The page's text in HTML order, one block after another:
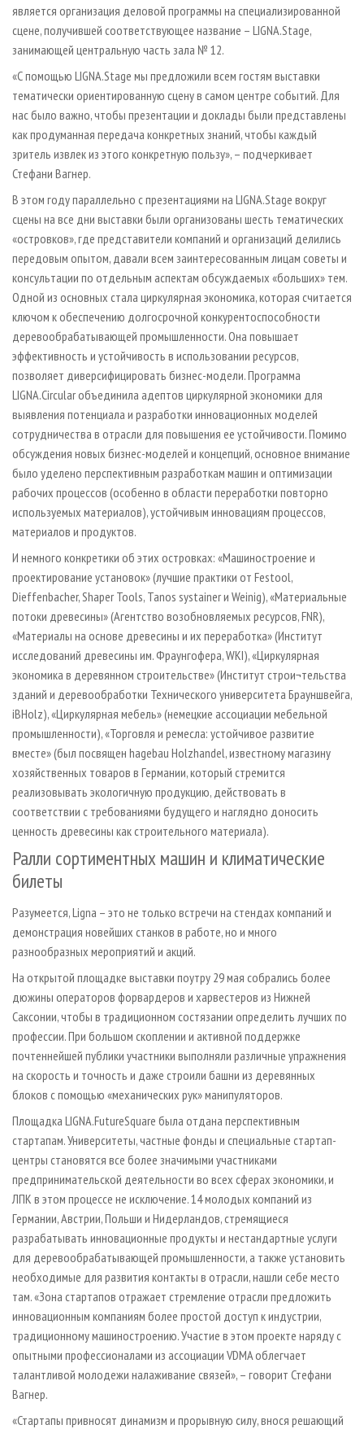
является организация деловой программы на специализированной
сцене, получившей соответствующее название – LIGNA.Stage,
занимающей центральную часть зала № 12.
«С помощью LIGNA.Stage мы предложили всем гостям выставки
тематически ориентированную сцену в самом центре событий. Для
нас было важно, чтобы презентации и доклады были представлены
как продуманная передача конкретных знаний, чтобы каждый
зритель извлек из этого конкретную пользу», – подчеркивает
Стефани Вагнер.
В этом году параллельно с презентациями на LIGNA.Stage вокруг
сцены на все дни выставки были организованы шесть тематических
«островков», где представители компаний и организаций делились
передовым опытом, давали всем заинтересованным лицам советы и
консультации по отдельным аспектам обсуждаемых «больших» тем.
Одной из основных стала циркулярная экономика, которая считается
ключом к обеспечению долгосрочной конкурентоспособности
деревообрабатывающей промышленности. Она повышает
эффективность и устойчивость в использовании ресурсов,
позволяет диверсифицировать бизнес-модели. Программа
LIGNA.Circular объединила адептов циркулярной экономики для
выявления потенциала и разработки инновационных моделей
сотрудничества в отрасли для повышения ее устойчивости. Помимо
обсуждения новых бизнес-моделей и концепций, основное внимание
было уделено перспективным разработкам машин и оптимизации
рабочих процессов (особенно в области переработки повторно
используемых материалов), устойчивым инновациям процессов,
материалов и продуктов.
И немного конкретики об этих островках: «Машиностроение и
проектирование установок» (лучшие практики от Festool,
Dieffenbacher, Shaper Tools, Tanos systainer и Weinig), «Материальные
потоки древесины» (Агентство возобновляемых ресурсов, FNR),
«Материалы на основе древесины и их переработка» (Институт
исследований древесины им. Фраунгофера, WKI), «Циркулярная
экономика в деревянном строительстве» (Институт строи¬тельства
зданий и деревообработки Технического университета Брауншвейга,
iBHolz), «Циркулярная мебель» (немецкие ассоциации мебельной
промышленности), «Торговля и ремесла: устойчивое развитие
вместе» (был посвящен hagebau Holzhandel, известному магазину
хозяйственных товаров в Германии, который стремится
реализовывать экологичную продукцию, действовать в
соответствии с требованиями будущего и наглядно доносить
ценность древесины как строительного материала).
Ралли сортиментных машин и климатические
билеты
Разумеется, Ligna – это не только встречи на стендах компаний и
демонстрация новейших станков в работе, но и много
разнообразных мероприятий и акций.
На открытой площадке выставки поутру 29 мая собрались более
дюжины операторов форвардеров и харвестеров из Нижней
Саксонии, чтобы в традиционном состязании определить лучших по
профессии. При большом скоплении и активной поддержке
почтеннейшей публики участники выполняли различные упражнения
на скорость и точность и даже строили башни из деревянных
блоков с помощью «механических рук» манипуляторов.
Площадка LIGNA.FutureSquare была отдана перспективным
стартапам. Университеты, частные фонды и специальные стартап-
центры становятся все более значимыми участниками
предпринимательской деятельности во всех сферах экономики, и
ЛПК в этом процессе не исключение. 14 молодых компаний из
Германии, Австрии, Польши и Нидерландов, стремящиеся
разрабатывать инновационные продукты и нестандартные услуги
для деревообрабатывающей промышленности, а также установить
необходимые для развития контакты в отрасли, нашли себе место
там. «Зона стартапов отражает стремление отрасли предложить
инновационным компаниям более простой доступ к индустрии,
традиционному машиностроению. Участие в этом проекте наряду с
опытными профессионалами из ассоциации VDMA облегчает
талантливой молодежи налаживание связей», – говорит Стефани
Вагнер.
«Стартапы привносят динамизм и прорывную силу, внося решающий